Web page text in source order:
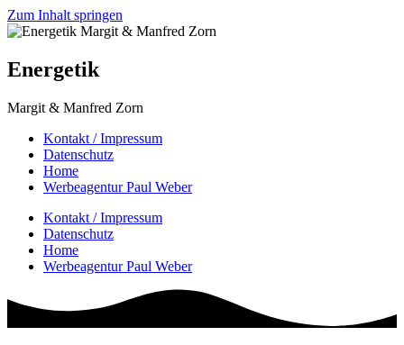
Zum Inhalt springen
Energetik
Margit & Manfred Zorn
Kontakt / Impressum
Datenschutz
Home
Werbeagentur Paul Weber
Kontakt / Impressum
Datenschutz
Home
Werbeagentur Paul Weber